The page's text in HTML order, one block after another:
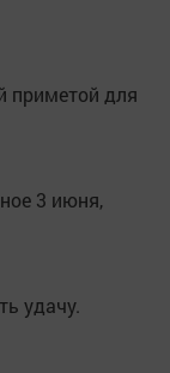
приметой для
3 июня,
удачу.